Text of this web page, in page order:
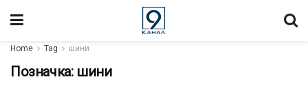
Home Tag шини
Позначка: шини